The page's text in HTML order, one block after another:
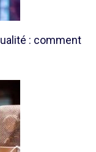
: comment